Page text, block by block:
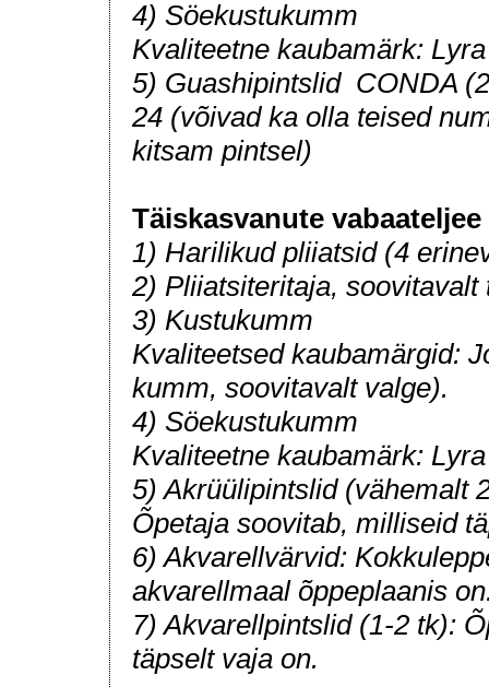
4) Söekustukumm
Kvaliteetne kaubamärk: Lyra
5) Guashipintslid CONDA
24 (võivad ka olla teised
kitsam pintsel)
Täiskasvanute vabaateljee
1) Harilikud pliiatsid (4
2) Pliiatsiteritaja, soovitavalt
3) Kustukumm
Kvaliteetsed kaubamärgid:
kumm, soovitavalt valge).
4) Söekustukumm
Kvaliteetne kaubamärk: Lyra
5) Akrüülipintslid (vähemalt
Õpetaja soovitab, milliseid
6) Akvarellvärvid:
akvarellmaal õppeplaanis
7) Akvarellpintslid (1-2 tk):
täpselt vaja on.